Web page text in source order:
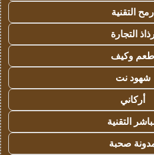
رمح التقنية
التجارة
طعم وكيف
شهود نت
أركاني
التقنية
صحبة